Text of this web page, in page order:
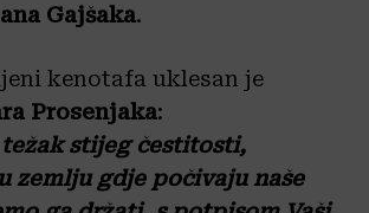
Gajšaka.
kenotafa uklesan je
Prosenjaka:
stijeg čestitosti,
zemlju gdje počivaju naše